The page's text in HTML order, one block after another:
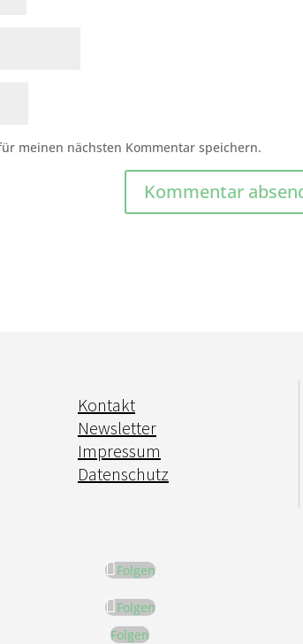
meinen nächsten Kommentar speichern.
Kontakt
Newsletter
Impressum
Datenschutz
Folgen
Folgen
Folgen